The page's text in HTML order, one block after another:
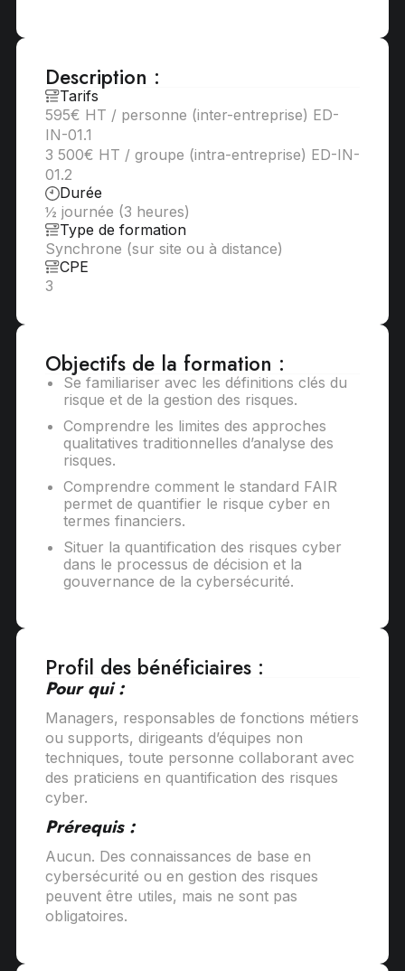
Description :
Tarifs
595€ HT / personne (inter-entreprise) ED-
IN-01.1
3 500€ HT / groupe (intra-entreprise) ED-IN-
01.2
Durée
½ journée (3 heures)
Type de formation
Synchrone (sur site ou à distance)
CPE
3
Objectifs de la formation :
Se familiariser avec les définitions clés du
risque et de la gestion des risques.
Comprendre les limites des approches
qualitatives traditionnelles d’analyse des
risques.
Comprendre comment le standard FAIR
permet de quantifier le risque cyber en
termes financiers.
Situer la quantification des risques cyber
dans le processus de décision et la
gouvernance de la cybersécurité.
Profil des bénéficiaires :
Pour qui :
Managers, responsables de fonctions métiers
ou supports, dirigeants d’équipes non
techniques, toute personne collaborant avec
des praticiens en quantification des risques
cyber.
Prérequis :
Aucun. Des connaissances de base en
cybersécurité ou en gestion des risques
peuvent être utiles, mais ne sont pas
obligatoires.